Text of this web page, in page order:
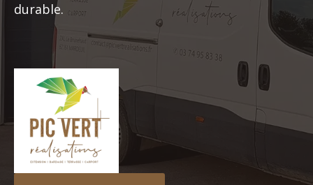
durable. construction extension ossature
bois bardage Arras construction
extension ossature bois bardage Arras